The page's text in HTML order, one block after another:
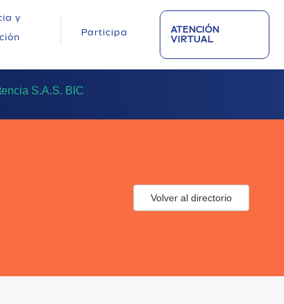
y
Participa
ATENCIÓN
VIRTUAL
S.A.S. BIC
Volver al directorio